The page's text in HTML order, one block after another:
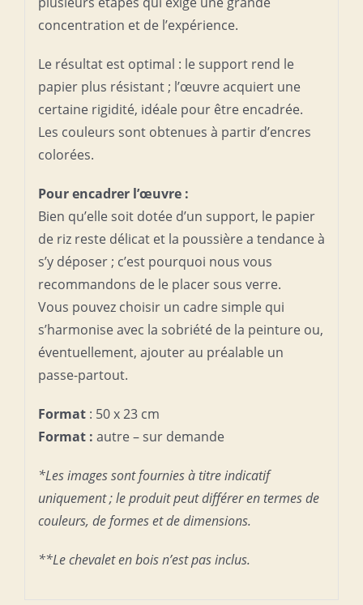
concentration et de l’expérience.
Le résultat est optimal : le support rend le
papier plus résistant ; l’œuvre acquiert une
certaine rigidité, idéale pour être encadrée.
Les couleurs sont obtenues à partir d’encres
colorées.
Pour encadrer l’œuvre :
Bien qu’elle soit dotée d’un support, le papier
de riz reste délicat et la poussière a tendance à
s’y déposer ; c’est pourquoi nous vous
recommandons de le placer sous verre.
Vous pouvez choisir un cadre simple qui
s’harmonise avec la sobriété de la peinture ou,
éventuellement, ajouter au préalable un
passe-partout.
Format: 50 x 23 cm
Format : autre – sur demande
*Les images sont fournies à titre indicatif
uniquement ; le produit peut différer en termes de
couleurs, de formes et de dimensions.
**Le chevalet en bois n’est pas inclus.